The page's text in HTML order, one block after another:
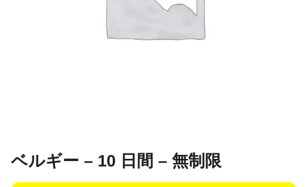
ベルギー – 10 日間 – 無制限